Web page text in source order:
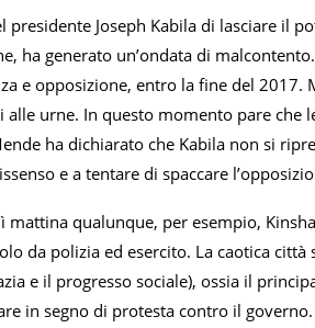
presidente Joseph Kabila di lasciare il
ha generato un’ondata di
e opposizione, entro la fine del
alle urne. In questo momento pare
ha dichiarato che Kabila non si
e a tentare di spaccare
mattina qualunque, per esempio,
da polizia ed esercito. La caotica
e il progresso sociale), ossia il
in segno di protesta contro il